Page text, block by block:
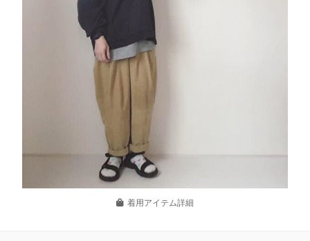
着用アイテム詳細